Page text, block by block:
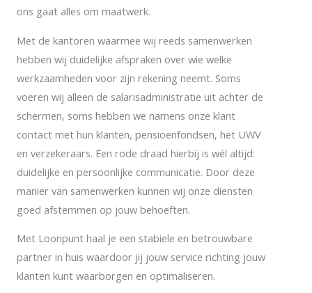
ons gaat alles om maatwerk.
Met de kantoren waarmee wij reeds samenwerken
hebben wij duidelijke afspraken over wie welke
werkzaamheden voor zijn rekening neemt. Soms
voeren wij alleen de salarisadministratie uit achter de
schermen, soms hebben we namens onze klant
contact met hun klanten, pensioenfondsen, het UWV
en verzekeraars. Een rode draad hierbij is wél altijd:
duidelijke en persoonlijke communicatie. Door deze
manier van samenwerken kunnen wij onze diensten
goed afstemmen op jouw behoeften.
Met Loonpunt haal je een stabiele en betrouwbare
partner in huis waardoor jij jouw service richting jouw
klanten kunt waarborgen en optimaliseren.